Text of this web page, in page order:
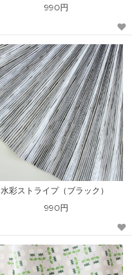
990円
水彩ストライプ（ブラック）
990円